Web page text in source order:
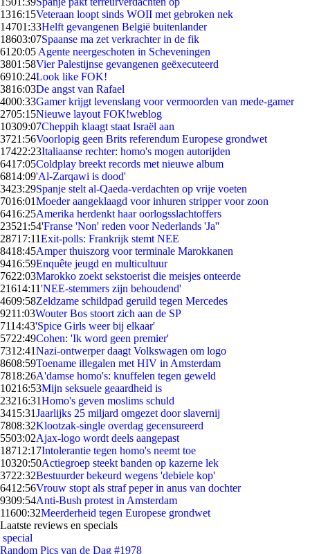
1316:15Veteraan loopt sinds WOII met gebroken nek
14701:33Helft gevangenen België buitenlander
18603:07Spaanse ma zet verkrachter in de fik
61 20:05 Agente neergeschoten in Scheveningen
3801:58Vier Palestijnse gevangenen geëxecuteerd
6910:24Look like FOK!
3816:03De angst van Rafael
4000:33Gamer krijgt levenslang voor vermoorden van mede-gamer
2705:15Nieuwe layout FOK!weblog
10309:07Cheppih klaagt staat Israël aan
3721:56Voorlopig geen Brits referendum Europese grondwet
17422:23Italiaanse rechter: homo's mogen autorijden
6417:05Coldplay breekt records met nieuwe album
6814:09'Al-Zarqawi is dood'
3423:29Spanje stelt al-Qaeda-verdachten op vrije voeten
7016:01Moeder aangeklaagd voor inhuren stripper voor zoon
6416:25Amerika herdenkt haar oorlogsslachtoffers
23521:54'Franse 'Non' reden voor Nederlands 'Ja''
28717:11Exit-polls: Frankrijk stemt NEE
8418:45Amper thuiszorg voor terminale Marokkanen
9416:59Enquête jeugd en multicultuur
7622:03Marokko zoekt sekstoerist die meisjes onteerde
21614:11'NEE-stemmers zijn behoudend'
4609:58Zeldzame schildpad geruild tegen Mercedes
9211:03Wouter Bos stoort zich aan de SP
7114:43'Spice Girls weer bij elkaar'
5722:49Cohen: 'Ik word geen premier'
7312:41Nazi-ontwerper daagt Volkswagen om logo
8608:59Toename illegalen met HIV in Amsterdam
7818:26A'damse homo's: knuffelen tegen geweld
10216:53Mijn seksuele geaardheid is
23216:31Homo's geven moslims schuld
3415:31Jaarlijks 25 miljard omgezet door slavernij
7808:32Klootzak-single overdag gecensureerd
5503:02Ajax-logo wordt deels aangepast
18712:17Intolerantie tegen homo's neemt toe
10320:50Actiegroep steekt banden op kazerne lek
3722:32Bestuurder bekeurd wegens 'debiele kop'
6412:56Vrouw stopt als straf peper in anus van dochter
9309:54Anti-Bush protest in Amsterdam
11600:32Meerderheid tegen Europese grondwet
Laatste reviews en specials
special
Random Pics van de Dag #1978